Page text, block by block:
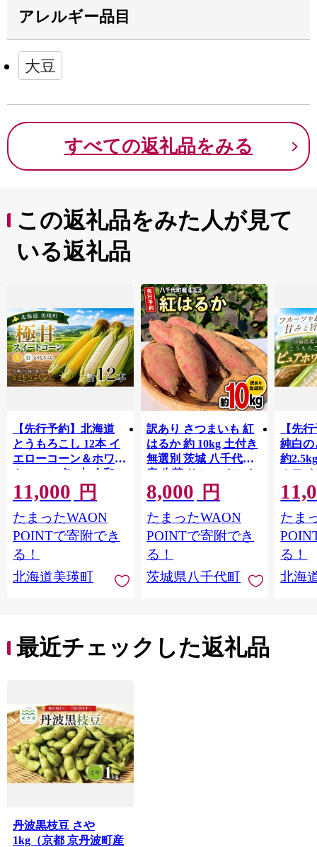
アレルギー品目
大豆
すべての返礼品をみる
この返礼品をみた人が見て
いる返礼品
【先行予約】北海道
とうもろこし 12本 イ
エローコーン＆ホワイ
トコーン 各6本 令和8
年産 おおとり｜スイ
ートコーン 朝採れ 朝
もぎ 新鮮 トウモロコ
シ コーン 美瑛町 美瑛
びえい [011-67]
11,000 円
たまったWAON
POINTで寄附でき
る！
北海道美瑛町
訳あり さつまいも 紅
はるか 約 10kg 土付き
無選別 茨城 八千代町
産 生芋 サツマイモ さ
つま芋 焼き芋 やきい
も 芋 イモ 野菜 不揃い
規格外 長期熟成 おや
つ デザート 秋 旬 農家
直送 【 先行予約 2026
年10月下旬以降発送
】 [AX010ya]
8,000 円
たまったWAON
POINTで寄附でき
る！
茨城県八千代町
【先
純白の
約
ホワ
め ラ
ろこし
トコ
いとう
道 白
イーツ
ろこし
たま
る！
北海
最近チェックした返礼品
丹波黒枝豆 さや
1kg（京都 京丹波町産